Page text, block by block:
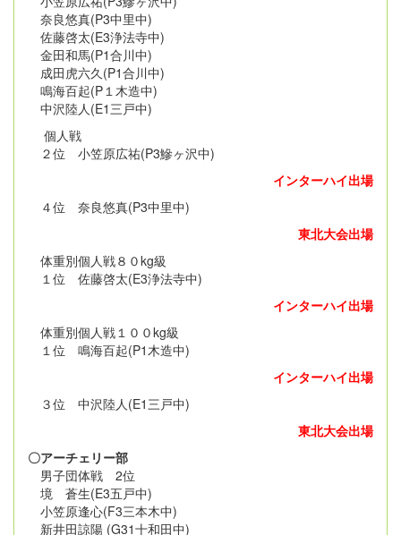
奈良悠真(P3中里中)
佐藤啓太(E3浄法寺中)
金田和馬(P1合川中)
成田虎六久(P1合川中)
鳴海百起(P１木造中)
中沢陸人(E1三戸中)
個人戦
２位 小笠原広祐(P3鰺ヶ沢中)
インターハイ出場
４位 奈良悠真(P3中里中)
東北大会出場
体重別個人戦８０kg級
１位 佐藤啓太(E3浄法寺中)
インターハイ出場
体重別個人戦１００kg級
１位 鳴海百起(P1木造中)
インターハイ出場
３位 中沢陸人(E1三戸中)
東北大会出場
〇アーチェリー部
男子団体戦 2位
境 蒼生(E3五戸中)
小笠原逢心(F3三本木中)
新井田諒陽 (G31十和田中)